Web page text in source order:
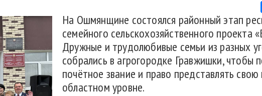
На Ошмянщине состоялся районный этап
семейного сельскохозяйственного проекта
Дружные и трудолюбивые семьи из разных
собрались в агрогородке Гравжишки, чтобы
почётное звание и право представлять
областном уровне.